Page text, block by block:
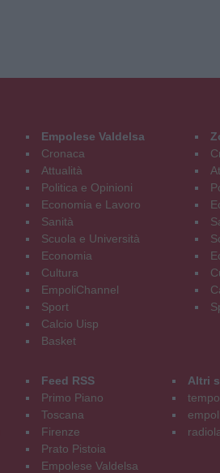
Empolese Valdelsa
Cronaca
Attualità
Politica e Opinioni
Economia e Lavoro
Sanità
Scuola e Università
Economia
Cultura
EmpoliChannel
Sport
Calcio Uisp
Basket
Feed RSS
Primo Piano
Toscana
Firenze
Prato Pistoia
Empolese Valdelsa
Altri